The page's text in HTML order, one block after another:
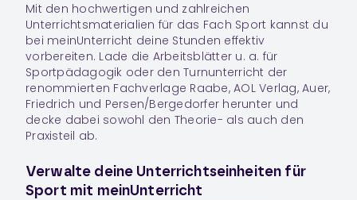
Mit den hochwertigen und zahlreichen
Unterrichtsmaterialien für das Fach Sport kannst du
bei meinUnterricht deine Stunden effektiv
vorbereiten. Lade die Arbeitsblätter u. a. für
Sportpädagogik oder den Turnunterricht der
renommierten Fachverlage Raabe, AOL Verlag, Auer,
Friedrich und Persen/Bergedorfer herunter und
decke dabei sowohl den Theorie- als auch den
Praxisteil ab.
Verwalte deine Unterrichtseinheiten für
Sport mit meinUnterricht